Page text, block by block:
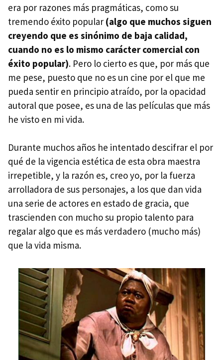
era por razones más pragmáticas, como su
tremendo éxito popular (algo que muchos siguen
creyendo que es sinónimo de baja calidad,
cuando no es lo mismo carácter comercial con
éxito popular). Pero lo cierto es que, por más que
me pese, puesto que no es un cine por el que me
pueda sentir en principio atraído, por la opacidad
autoral que posee, es una de las películas que más
he visto en mi vida.
Durante muchos años he intentado descifrar el por
qué de la vigencia estética de esta obra maestra
irrepetible, y la razón es, creo yo, por la fuerza
arrolladora de sus personajes, a los que dan vida
una serie de actores en estado de gracia, que
trascienden con mucho su propio talento para
regalar algo que es más verdadero (mucho más)
que la vida misma.